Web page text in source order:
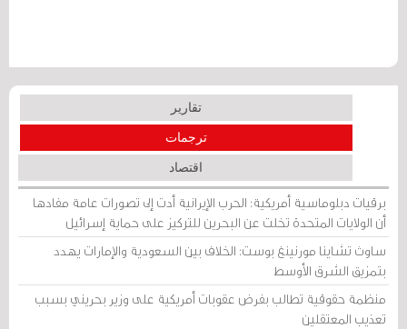
تقارير
ترجمات
اقتصاد
برقيات دبلوماسية أمريكية: الحرب الإيرانية أدت إلى تصورات عامة مفادها
أن الولايات المتحدة تخلت عن البحرين للتركيز على حماية إسرائيل
ساوث تشاينا مورنينغ بوست: الخلاف بين السعودية والإمارات يهدد
بتمزيق الشرق الأوسط
منظمة حقوقية تطالب بفرض عقوبات أمريكية على وزير بحريني بسبب
تعذيب المعتقلين